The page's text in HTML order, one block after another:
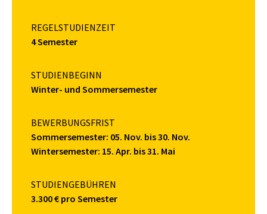
REGELSTUDIENZEIT
4 Semester
STUDIENBEGINN
Winter- und Sommersemester
BEWERBUNGSFRIST
Sommersemester: 05. Nov. bis 30. Nov.
Wintersemester: 15. Apr. bis 31. Mai
STUDIENGEBÜHREN
3.300 € pro Semester